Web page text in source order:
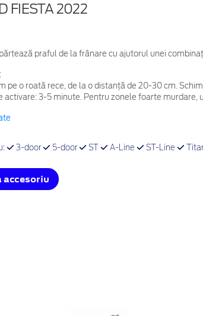
FIESTA 2022
praful de la frânare cu ajutorul unei
pe o roată rece, de la o distanță de 20-30 cm.
activare: 3-5 minute. Pentru zonele foarte murdare,
3-door 5-door ST A-Line ST-Line